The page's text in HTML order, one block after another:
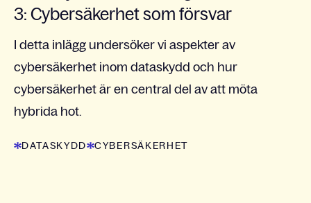
3: Cybersäkerhet som försvar
I detta inlägg undersöker vi aspekter av
cybersäkerhet inom dataskydd och hur
cybersäkerhet är en central del av att möta
hybrida hot.
DATASKYDD CYBERSÄKERHET